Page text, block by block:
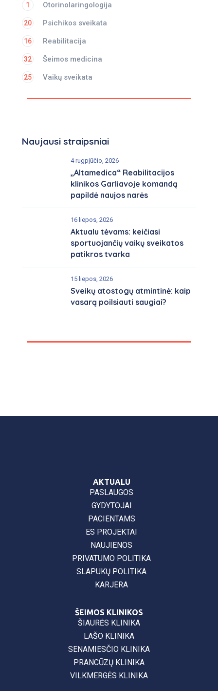
Otorinolaringologija
1
Psichikos sveikata
20
Reabilitacija
16
Šeimos medicina
32
Vaikų sveikata
25
Naujausi straipsniai
4 rugpjūčio, 2026
„Altamedica“ Reabilitacijos
klinikos Garliavoje komandą
papildė naujos narės
16 liepos, 2026
Aktualu tėvams: keičiasi
sportuojančių vaikų sveikatos
patikros tvarka
15 liepos, 2026
Sveikų atostogų atmintinė: kaip
vasarą poilsiauti saugiai?
AKTUALU
PASLAUGOS
GYDYTOJAI
PACIENTAMS
ES PROJEKTAI
NAUJIENOS
PRIVATUMO POLITIKA
SLAPUKŲ POLITIKA
KARJERA
ŠEIMOS KLINIKOS
ŠIAURĖS KLINIKA
LAŠO KLINIKA
SENAMIESČIO KLINIKA
PRANCŪZŲ KLINIKA
VILKMERGĖS KLINIKA